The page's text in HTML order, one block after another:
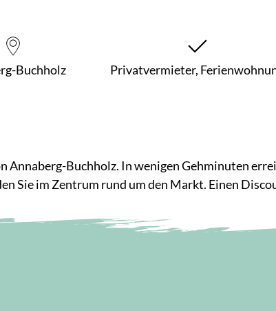
Buchholz Privatvermieter,
Buchholz. In wenigen Gehminuten
Sie im Zentrum rund um den Markt. Einen